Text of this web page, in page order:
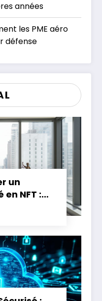
années
les PME aéro
défense
un
NFT :